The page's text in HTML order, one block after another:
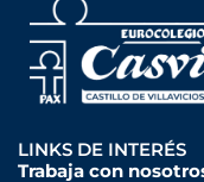
LINKS DE INTERÉS
Trabaja con